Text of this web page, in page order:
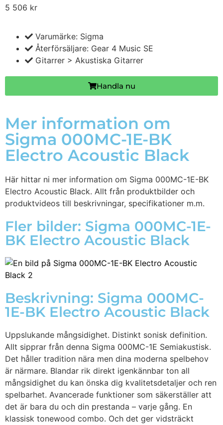
5 506 kr
Varumärke: Sigma
Återförsäljare: Gear 4 Music SE
Gitarrer > Akustiska Gitarrer
Handla nu
Mer information om
Sigma 000MC-1E-BK
Electro Acoustic Black
Här hittar ni mer information om Sigma 000MC-1E-BK
Electro Acoustic Black. Allt från produktbilder och
produktvideos till beskrivningar, specifikationer m.m.
Fler bilder: Sigma 000MC-1E-
BK Electro Acoustic Black
Beskrivning: Sigma 000MC-
1E-BK Electro Acoustic Black
Uppslukande mångsidighet. Distinkt sonisk definition.
Allt sipprar från denna Sigma 000MC-1E Semiakustisk.
Det håller tradition nära men dina moderna spelbehov
är närmare. Blandar rik direkt igenkännbar ton all
mångsidighet du kan önska dig kvalitetsdetaljer och ren
spelbarhet. Avancerade funktioner som säkerställer att
det är bara du och din prestanda – varje gång. En
klassisk tonewood combo. Och det ger vidsträckt